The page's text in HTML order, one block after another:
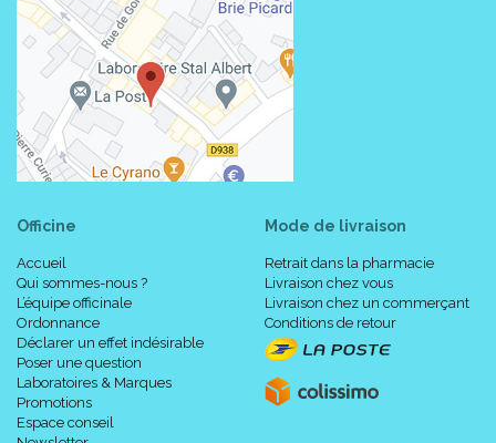
Officine
Accueil
Qui sommes-nous ?
L’équipe officinale
Ordonnance
Déclarer un effet indésirable
Poser une question
Laboratoires & Marques
Promotions
Espace conseil
Mode de livraison
Retrait dans la pharmacie
Livraison chez vous
Livraison chez un commerçant
Conditions de retour